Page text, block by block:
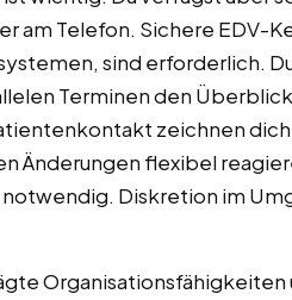
am Telefon. Sichere EDV-
sind erforderlich.
Terminen den
zeichnen
Änderungen flexibel
Diskretion im